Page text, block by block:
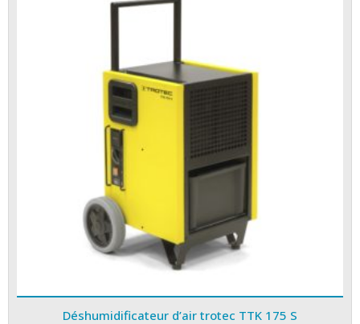
Déshumidificateur d’air trotec TTK 175 S